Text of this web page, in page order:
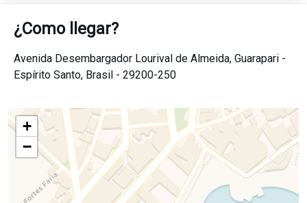
¿Como llegar?
Avenida Desembargador Lourival de Almeida, Guarapari -
Espírito Santo, Brasil - 29200-250
+
−